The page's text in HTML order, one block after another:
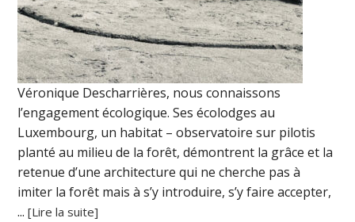
Véronique Descharrières, nous connaissons
l’engagement écologique. Ses écolodges au
Luxembourg, un habitat – observatoire sur pilotis
planté au milieu de la forêt, démontrent la grâce et la
retenue d’une architecture qui ne cherche pas à
imiter la forêt mais à s’y introduire, s’y faire accepter,
...[Lire la suite]